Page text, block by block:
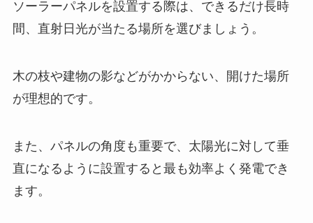
ソーラーパネルを設置する際は、できるだけ長時
間、直射日光が当たる場所を選びましょう。
木の枝や建物の影などがかからない、開けた場所
が理想的です。
また、パネルの角度も重要で、太陽光に対して垂
直になるように設置すると最も効率よく発電でき
ます。